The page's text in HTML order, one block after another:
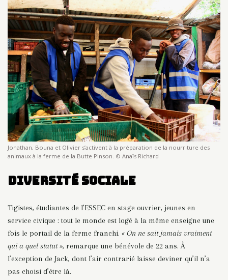
Jonathan, Bouna et Olivier s’activent à la préparation de la nourriture des
animaux à la ferme de la Butte Pinson. © Anaïs Richard
Diversité sociale
Tigistes, étudiantes de l’ESSEC en stage ouvrier, jeunes en
service civique : tout le monde est logé à la même enseigne une
fois le portail de la ferme franchi. « On ne sait jamais vraiment
qui a quel statut », remarque une bénévole de 22 ans. À
l’exception de Jack, dont l’air contrarié laisse deviner qu’il n’a
pas choisi d’être là.